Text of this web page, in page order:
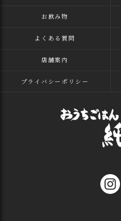
お飲み物
よくある質問
店舗案内
プライバシーポリシー